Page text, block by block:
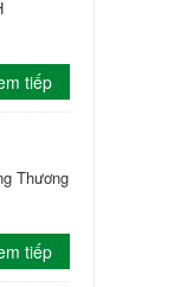
tiếp
Thương
tiếp